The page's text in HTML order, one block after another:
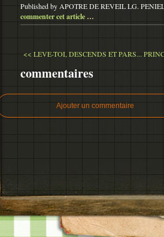
Published by APOTRE DE REVEIL LG.
commenter cet article …
<< LEVE-TOI, DESCENDS ET PARS...
commentaires
Ajouter un commentaire